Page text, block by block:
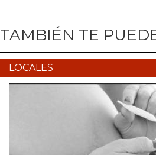
TAMBIÉN TE
LOCALES